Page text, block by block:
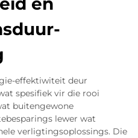
effektiwiteit deur
spesifiek vir die rooi
buitengewone
lewer wat
verligtingsoplossings. Die